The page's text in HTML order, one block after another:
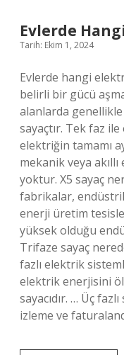
Evlerde
Tarih: Ekim 1, 2024
Evlerde hangi
belirli bir gücü
alanlarda
sayaçtır. Tek faz
elektriğin tamamı
mekanik veya
yoktur. X5 sayaç
fabrikalar,
enerji üretim
yüksek olduğu
Trifaze sayaç
fazlı elektrik
elektrik enerjisini
sayacıdır. … Üç
izleme ve